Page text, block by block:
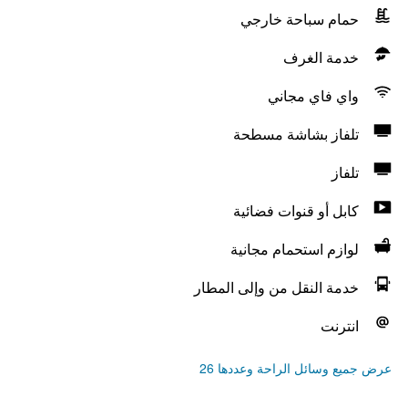
حمام سباحة خارجي
خدمة الغرف
واي فاي مجاني
تلفاز بشاشة مسطحة
تلفاز
كابل أو قنوات فضائية
لوازم استحمام مجانية
خدمة النقل من وإلى المطار
انترنت
عرض جميع وسائل الراحة وعددها 26